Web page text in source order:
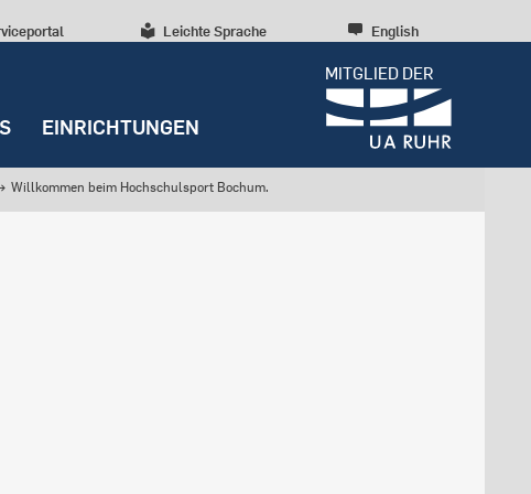
Leichte Sprache English
EINRICHTUNGEN
MITGLIED DER
Willkommen beim Hochschulsport Bochum.